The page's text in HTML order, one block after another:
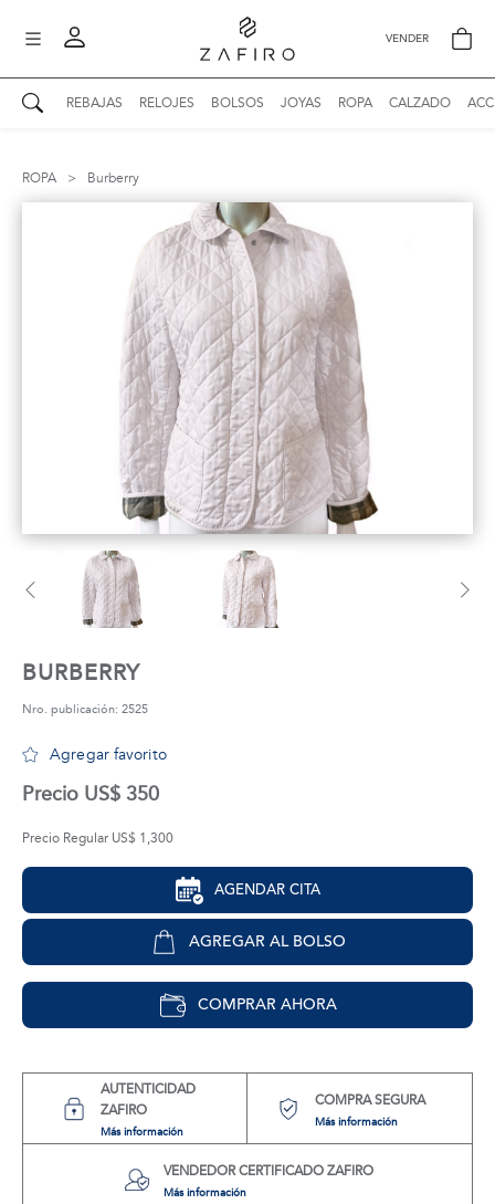
VENDER
REBAJAS RELOJES BOLSOS JOYAS ROPA CALZADO
Mis mensajes
Publicaciones
Cerrar sesión
ROPA > Burberry
BURBERRY
Nro. publicación: 2525
Agregar favorito
Precio US$ 350
Precio Regular US$ 1,300
AGENDAR CITA
AGREGAR AL BOLSO
COMPRAR AHORA
AUTENTICIDAD
ZAFIRO
Más información
COMPRA SEGURA
Más información
VENDEDOR CERTIFICADO ZAFIRO
Más información